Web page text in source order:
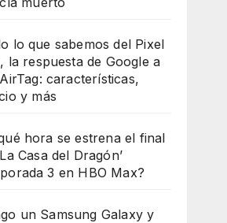
lo que sabemos del Pixel
la respuesta de Google a
características,
y más
hora se estrena el final
Casa del Dragón’
3 en HBO Max?
un Samsung Galaxy y